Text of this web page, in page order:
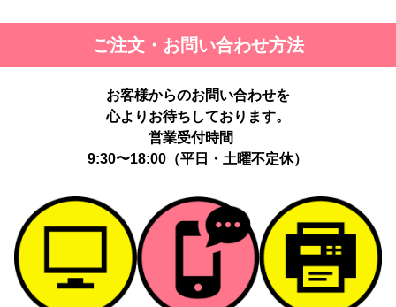
ご注文・お問い合わせ方法
お客様からのお問い合わせを
心よりお待ちしております。
営業受付時間
9:30〜18:00（平日・土曜不定休）